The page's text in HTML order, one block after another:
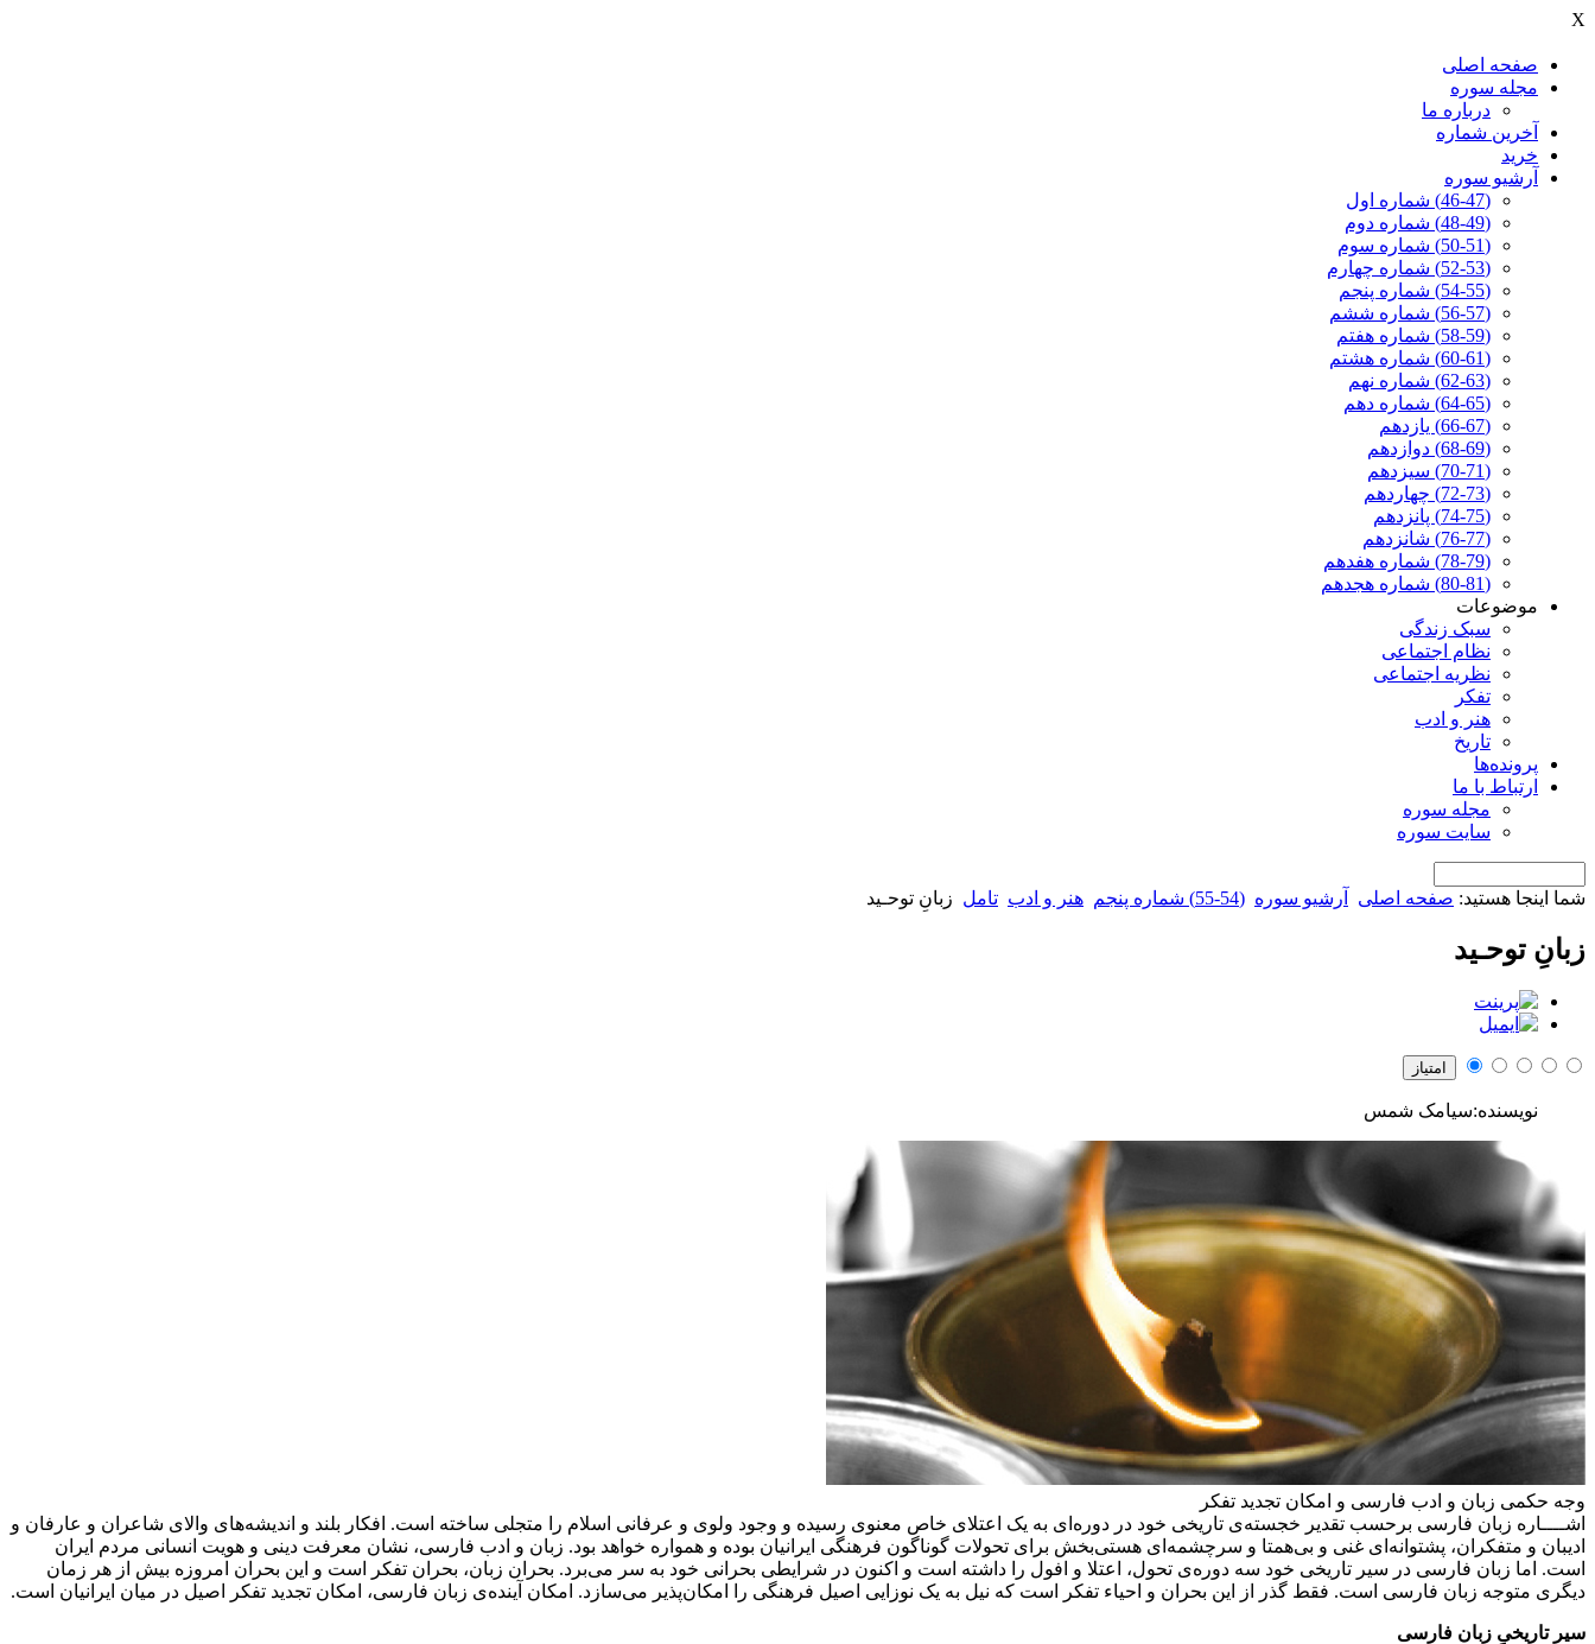
X
صفحه اصلی
مجله سوره
درباره ما
آخرين شماره
خرید
آرشیو سوره
(46-47) شماره اول
(48-49) شماره دوم
(50-51) شماره سوم
(52-53) شماره چهارم
(54-55) شماره پنجم
(56-57) شماره ششم
(58-59) شماره هفتم
(60-61) شماره هشتم
(62-63) شماره نهم
(64-65) شماره دهم
(66-67) یازدهم
(68-69) دوازدهم
(70-71) سیزدهم
(72-73) چهاردهم
(74-75) پانزدهم
(76-77) شانزدهم
(78-79) شماره هفدهم
(80-81) شماره هجدهم
موضوعات
سبک زندگی
نظام اجتماعی
نظریه اجتماعی
تفکر
هنر و ادب
تاریخ
پرونده‌ها
ارتباط با ما
مجله سوره
سایت سوره
شما اینجا هستید: صفحه اصلی آرشیو سوره (54-55) شماره پنجم هنر و ادب تامل زبانِ توحـید
زبانِ توحـید
نویسنده:سیامک شمس
وجه حکمی زبان و ادب فارسی و امکان تجدید تفکر
اشــــاره زبان فارسی برحسب تقدیر خجسته‌ی تاریخی خود در دوره‌ای به یک اعتلای خاص معنوی رسیده و وجود ولوی و عرفانی اسلام را متجلی ساخته است. افکار بلند و اندیشه‌های والای شاعران و عارفان و
ادیبان و متفکران، پشتوانه‌ای غنی و بی‌همتا و سرچشمه‌ای هستی‌بخش برای تحولات گوناگون فرهنگی ایرانیان بوده و همواره خواهد بود. زبان و ادب فارسی، نشان معرفت دینی و هویت انسانی مردم ایران
است. اما زبان فارسی در سیر تاریخی خود سه دوره‌ی تحول، اعتلا و افول را داشته است و اکنون در شرایطی بحرانی خود به سر می‌برد. بحران زبان، بحران تفکر است و این بحران امروزه بیش از هر زمان
دیگری متوجه زبان فارسی است. فقط گذر از این بحران و احیاء تفکر است که نیل به یک نوزایی اصیل فرهنگی را امکان‌پذیر می‌سازد. امکان آینده‌ی زبان فارسی، امکان تجدید تفکر اصیل در میان ایرانیان است.
سیر تاریخیِ زبان فارسی